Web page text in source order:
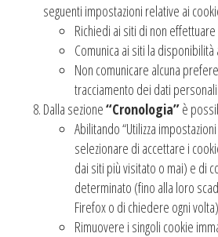
seguenti impostazioni relative ai
Richiedi ai siti di non
Comunica ai siti la
Non comunicare alcuna
tracciamento dei dati personali
Dalla sezione“Cronologia”è
Abilitando “Utilizza
selezionare di accettare i
dai siti più visitato o mai) e di
determinato (fino alla loro
Firefox o di chiedere ogni volta)
Rimuovere i singoli cookie